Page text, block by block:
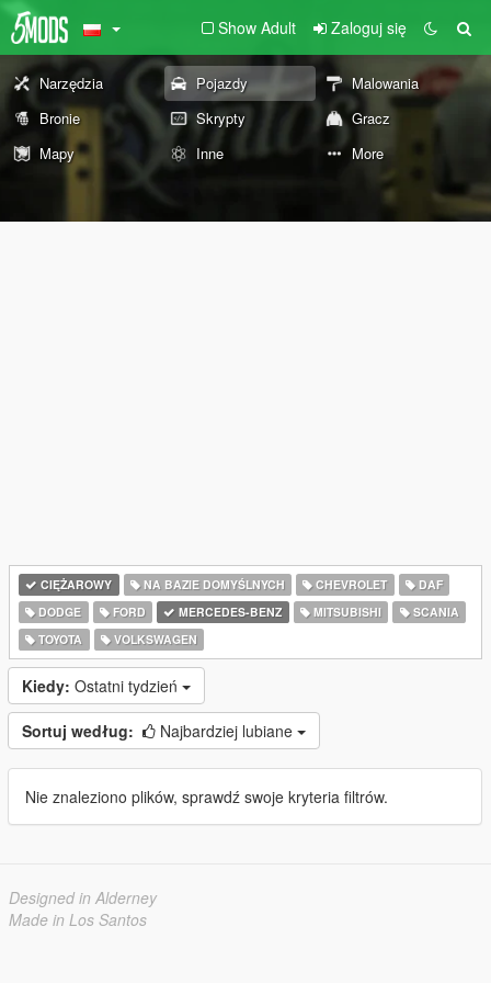
Show Adult Zaloguj się
Narzędzia Pojazdy
Malowania
Bronie
Skrypty
Gracz
Mapy
Inne More
CIĘŻAROWY NA BAZIE DOMYŚLNYCH CHEVROLET
DAF
DODGE
FORD MERCEDES-BENZ MITSUBISHI
SCANIA
TOYOTA
VOLKSWAGEN
Kiedy: Ostatni tydzień
Sortuj według: Najbardziej lubiane
Nie znaleziono plików, sprawdź swoje kryteria filtrów.
Designed in Alderney
Made in Los Santos